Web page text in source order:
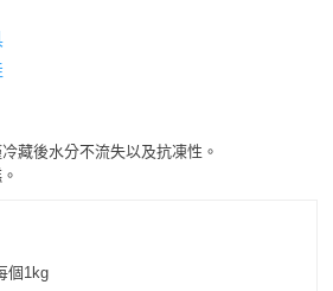
藏後水分不流失以及抗凍性。
個1kg